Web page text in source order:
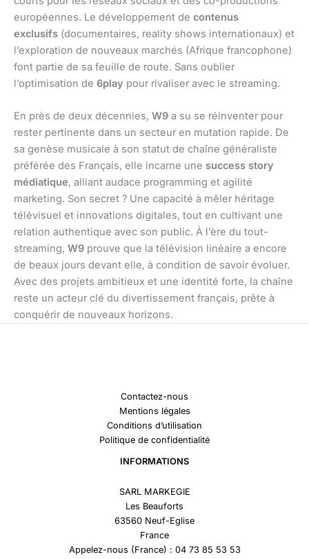
européennes. Le développement de contenus
exclusifs (documentaires, reality shows internationaux) et
l’exploration de nouveaux marchés (Afrique francophone)
font partie de sa feuille de route. Sans oublier
l’optimisation de 6play pour rivaliser avec le streaming.
En près de deux décennies, W9 a su se réinventer pour
rester pertinente dans un secteur en mutation rapide. De
sa genèse musicale à son statut de chaîne généraliste
préférée des Français, elle incarne une success story
médiatique, alliant audace programming et agilité
marketing. Son secret ? Une capacité à mêler héritage
télévisuel et innovations digitales, tout en cultivant une
relation authentique avec son public. À l’ère du tout-
streaming, W9 prouve que la télévision linéaire a encore
de beaux jours devant elle, à condition de savoir évoluer.
Avec des projets ambitieux et une identité forte, la chaîne
reste un acteur clé du divertissement français, prête à
conquérir de nouveaux horizons.
Contactez-nous
Mentions légales
Conditions d’utilisation
Politique de confidentialité
INFORMATIONS
SARL MARKEGIE
Les Beauforts
63560 Neuf-Eglise
France
Appelez-nous (France) : 04 73 85 53 53